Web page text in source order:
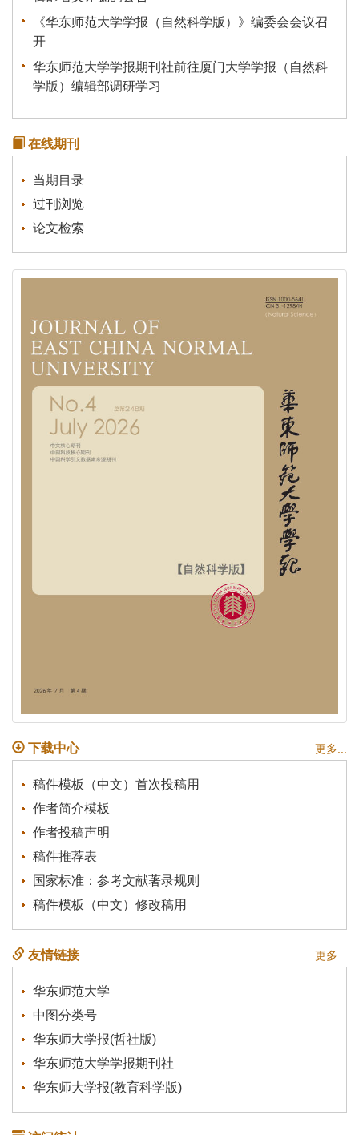
《华东师范大学学报（自然科学版）》编委会会议召
开
华东师范大学学报期刊社前往厦门大学学报（自然科
学版）编辑部调研学习
关于有不法分子冒充本刊行骗的声明
在线期刊
当期目录
过刊浏览
论文检索
下载中心 更多...
稿件模板（中文）首次投稿用
作者简介模板
作者投稿声明
稿件推荐表
国家标准：参考文献著录规则
稿件模板（中文）修改稿用
友情链接 更多...
华东师范大学
中图分类号
华东师大学报(哲社版)
华东师范大学学报期刊社
华东师大学报(教育科学版)